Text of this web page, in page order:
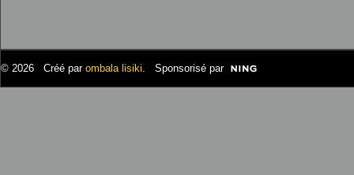
© 2026 Créé par ombala lisiki. Sponsorisé par